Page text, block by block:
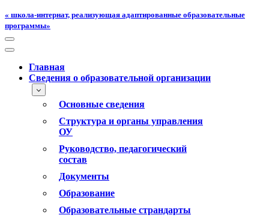
« школа-интернат, реализующая адаптированные образовательные
программы»
Меню
навигации
Меню
навигацииГлавная
Сведения о образовательной организации
Основные сведения
Структура и органы управления
ОУ
Руководство, педагогический
состав
Документы
Образование
Образовательные страндарты